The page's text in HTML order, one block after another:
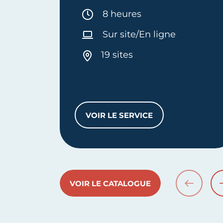
Durée :
8 heures
Sur site/En ligne
19 sites
VOIR LE SERVICE
DÉMARRER MON
VOIR LE CATALOGUE